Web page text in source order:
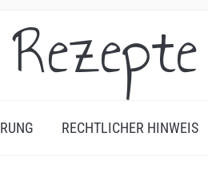
RECHTLICHER HINWEIS